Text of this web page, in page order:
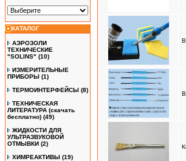
КАТАЛОГ
АЭРОЗОЛИ
ТЕХНИЧЕСКИЕ
"SOLINS" (10)
ИЗМЕРИТЕЛЬНЫЕ
ПРИБОРЫ (1)
ТЕРМОИНТЕРФЕЙСЫ (8)
ТЕХНИЧЕСКАЯ
ЛИТЕРАТУРА (скачать
бесплатно) (49)
ЖИДКОСТИ ДЛЯ
УЛЬТРАЗВУКОВОЙ
ОТМЫВКИ (2)
ХИМРЕАКТИВЫ (19)